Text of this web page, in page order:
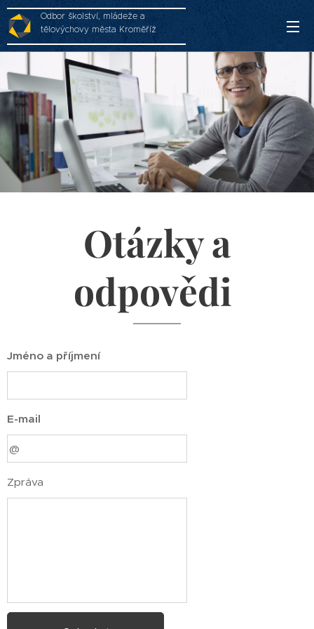
Odbor školství, mládeže a
tělovýchovy města Kroměříž
Otázky a
odpovědi
Jméno a příjmení
E-mail
Zpráva